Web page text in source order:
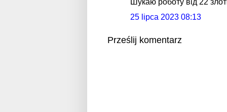
25 lipca 2023 08:13
Prześlij komentarz